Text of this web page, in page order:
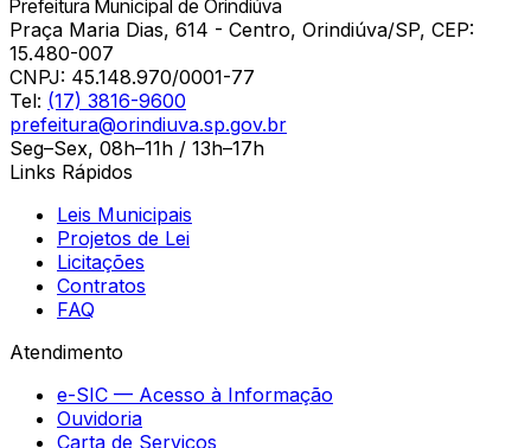
Prefeitura Municipal de Orindiúva
Praça Maria Dias, 614 - Centro, Orindiúva/SP, CEP:
15.480-007
CNPJ: 45.148.970/0001-77
Tel: (17) 3816-9600
prefeitura@orindiuva.sp.gov.br
Seg–Sex, 08h–11h / 13h–17h
Links Rápidos
Leis Municipais
Projetos de Lei
Licitações
Contratos
FAQ
Atendimento
e-SIC — Acesso à Informação
Ouvidoria
Carta de Serviços